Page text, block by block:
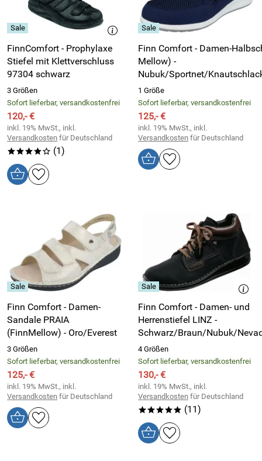
FinnComfort - Prophylaxe
Stiefel mit Klettverschluss
97304 schwarz
3 Größen
Sofort lieferbar, versandkostenfrei
120,- €
inkl. 19% MwSt., inkl.
Versandkosten für Deutschland
****o (1)
Finn Comfort - Damen-
Mellow) -
Nubuk/Sportnet/
1 Größe
Sofort lieferbar, versandkostenfrei
125,- €
inkl. 19% MwSt., inkl.
Versandkosten für Deutschland
Finn Comfort - Damen-
Sandale PRAIA
(FinnMellow) - Oro/Everest
3 Größen
Sofort lieferbar, versandkostenfrei
125,- €
inkl. 19% MwSt., inkl.
Versandkosten für Deutschland
Finn Comfort - Damen- und
Herrenstiefel LINZ -
Schwarz/Braun/Nubuk/
4 Größen
Sofort lieferbar, versandkostenfrei
130,- €
inkl. 19% MwSt., inkl.
Versandkosten für Deutschland
***** (11)